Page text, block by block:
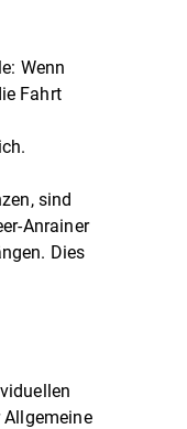
Wenn
Fahrt
sind
Anrainer
Dies